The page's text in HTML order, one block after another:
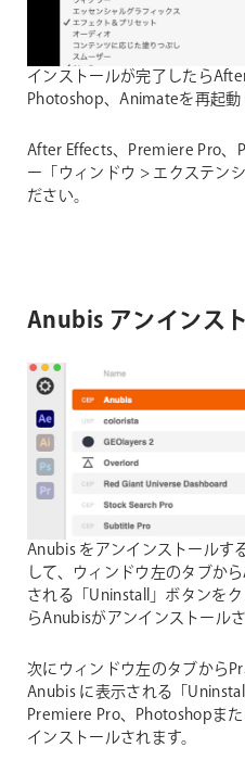
インストールが完了したら
Photoshop、Animateを再起動
After Effects、Premiere Pro
ー「ウィンドウ > エクステン
ださい。
Anubis アンインス
Anubis をアンインストールす
して、ウィンドウ左のタブか
される「Uninstall」ボタンを
らAnubisがアンインストールさ
次にウィンドウ左のタブからPr
Anubis に表示される「
Premiere Pro、Photoshopま
インストールされます。